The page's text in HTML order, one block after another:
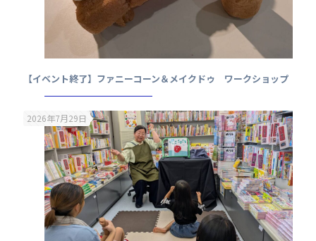
【イベント終了】ファニーコーン＆メイクドゥ ワークショップ
2026年7月29日